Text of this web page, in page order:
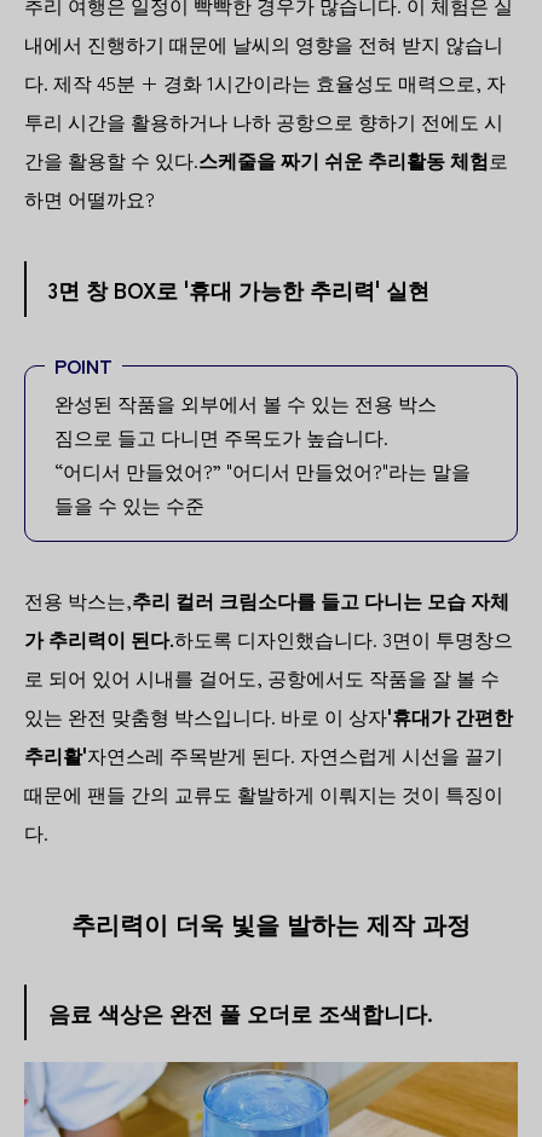
내에서 진행하기 때문에 날씨의 영향을 전혀 받지 않습니
다. 제작 45분 + 경화 1시간이라는 효율성도 매력으로, 자
투리 시간을 활용하거나 나하 공항으로 향하기 전에도 시
간을 활용할 수 있다.스케줄을 짜기 쉬운 추리활동 체험로
하면 어떨까요?
3면 창 BOX로 '휴대 가능한 추리력' 실현
POINT
완성된 작품을 외부에서 볼 수 있는 전용 박스
짐으로 들고 다니면 주목도가 높습니다.
“어디서 만들었어?” "어디서 만들었어?"라는 말을
들을 수 있는 수준
전용 박스는,추리 컬러 크림소다를 들고 다니는 모습 자체
가 추리력이 된다.하도록 디자인했습니다. 3면이 투명창으
로 되어 있어 시내를 걸어도, 공항에서도 작품을 잘 볼 수
있는 완전 맞춤형 박스입니다. 바로 이 상자'휴대가 간편한
추리활'자연스레 주목받게 된다. 자연스럽게 시선을 끌기
때문에 팬들 간의 교류도 활발하게 이뤄지는 것이 특징이
다.
추리력이 더욱 빛을 발하는 제작 과정
음료 색상은 완전 풀 오더로 조색합니다.